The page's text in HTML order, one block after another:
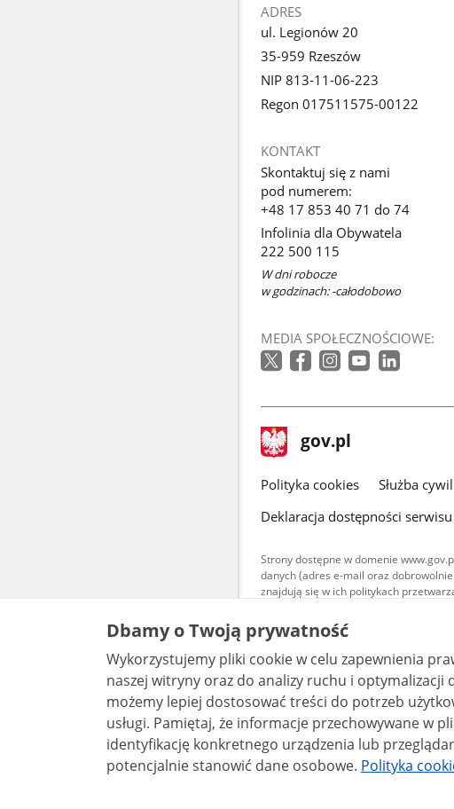
ADRES
ul. Legionów 20
35-959 Rzeszów
NIP 813-11-06-223
Regon 017511575-00122
KONTAKT
Skontaktuj się z nami
pod numerem:
+48 17 853 40 71 do 74
Infolinia dla Obywatela
222 500 115
W dni robocze
w godzinach: -całodobowo
MEDIA SPOŁECZNOŚCIOWE:
stopka
gov.pl Strona
gov.pl
gov.pl
Polityka cookies Służba
Deklaracja dostępności
Strony dostępne w domenie
danych (adres e-mail oraz
znajdują się w ich politykach
Treści tekstowe
udostępniane na licencji
warunkach 4.0 (CC BY-
są udostępniane na
bez utworów zależnych
Dbamy o Twoją prywatność
Wykorzystujemy pliki cookie w celu zapewnienia
naszej witryny oraz do analizy ruchu i optymalizacji
możemy lepiej dostosować treści do potrzeb
usługi. Pamiętaj, że informacje przechowywane w plikach cookie mogą pozwalać na
identyfikację konkretnego urządzenia lub
potencjalnie stanowić dane osobowe. Polityka